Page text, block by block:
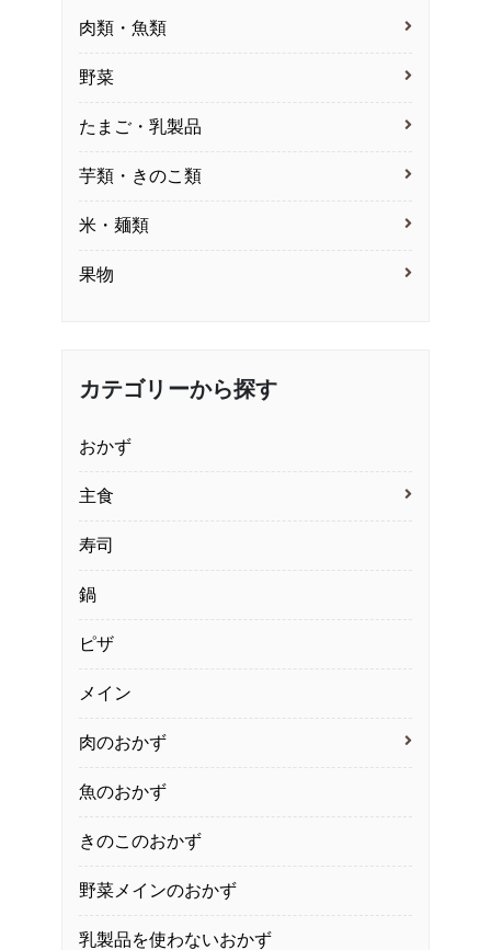
肉類・魚類
野菜
たまご・乳製品
芋類・きのこ類
米・麺類
果物
カテゴリーから探す
おかず
主食
寿司
鍋
ピザ
メイン
肉のおかず
魚のおかず
きのこのおかず
野菜メインのおかず
乳製品を使わないおかず